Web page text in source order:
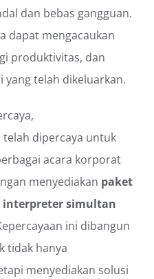
dan bebas gangguan.
dapat mengacaukan
produktivitas, dan
yang telah dikeluarkan.
telah dipercaya untuk
acara korporat
menyediakan paket
interpreter simultan
ini dibangun
tidak hanya
menyediakan solusi